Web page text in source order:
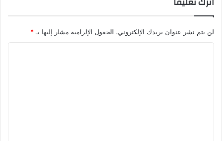
لن يتم نشر عنوان بريدك الإلكتروني. الحقول الإلزامية مشار إليها بـ*